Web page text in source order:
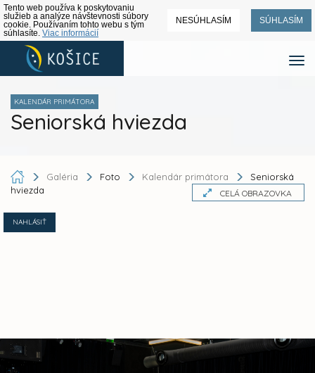
Tento web používa k poskytovaniu
služieb a analýze návštevnosti súbory
cookie. Používaním tohto webu s tým
súhlasíte. Viac informácií
NESÚHLASÍM SÚHLASÍM
KALENDÁR PRIMÁTORA
Seniorská hviezda
Galéria Foto Kalendár primátora
Seniorská
hviezda
CELÁ OBRAZOVKA
NAHLÁSIŤ